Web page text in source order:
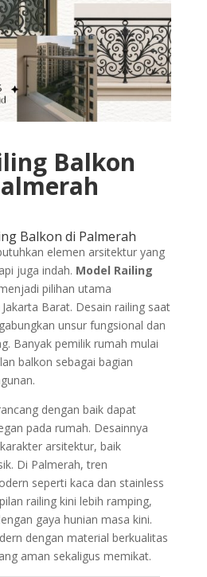
Balkon
Balkon di Palmerah
elemen arsitektur yang
juga indah. Model Railing
pilihan utama
Barat. Desain railing saat
unsur fungsional dan
Banyak pemilik rumah mulai
balkon sebagai bagian
dengan baik dapat
pada rumah. Desainnya
arsitektur, baik
Di Palmerah, tren
seperti kaca dan stainless
railing kini lebih ramping,
gaya hunian masa kini.
dengan material berkualitas
aman sekaligus memikat.